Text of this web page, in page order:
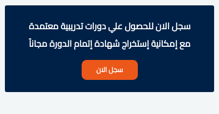
سجل الان للحصول علي دورات تدريبية معتمدة
مع إمكانية إستخراج شهادة إتمام الدورة مجاناً
سجل الان